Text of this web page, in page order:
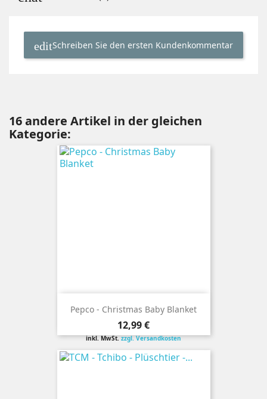
Schreiben Sie den ersten Kundenkommentar
16 andere Artikel in der gleichen
Kategorie:
Pepco - Christmas Baby Blanket
Preis
12,99 €
inkl. MwSt.zzgl. Versandkosten